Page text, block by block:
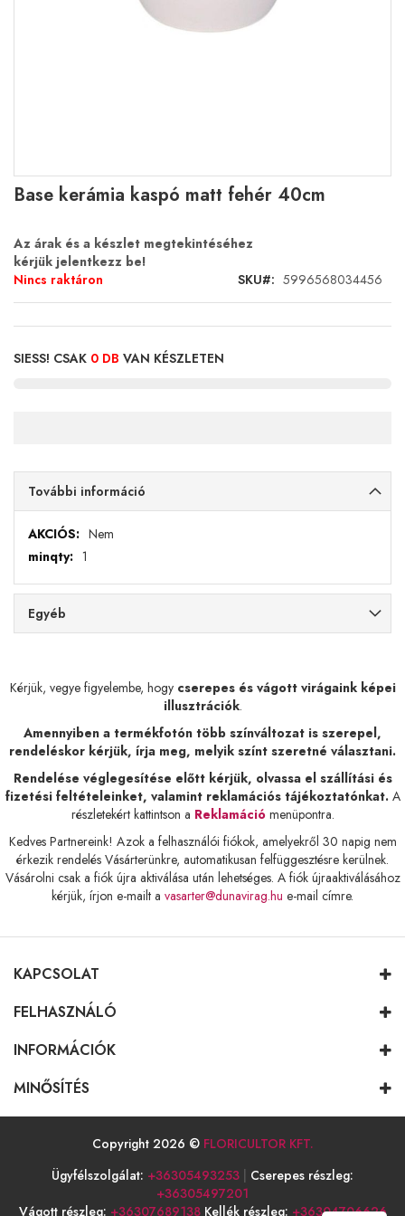
Base kerámia kaspó matt fehér 40cm
Az árak és a készlet megtekintéséhez
kérjük jelentkezz be!
Nincs raktáron
SKU 5996568034456
SIESS! CSAK 0 DB VAN KÉSZLETEN
Ugrás
a
elejére
További információ
További
információ
Nem
1
Egyéb
Kérjük, vegye figyelembe, hogy cserepes és vágott virágaink képei
illusztrációk.
Amennyiben a termékfotón több színváltozat is szerepel,
rendeléskor kérjük, írja meg, melyik színt szeretné választani.
Rendelése véglegesítése előtt kérjük, olvassa el szállítási és
fizetési feltételeinket, valamint reklamációs tájékoztatónkat.A
részletekért kattintson a Reklamáció menüpontra.
Kedves Partnereink! Azok a felhasználói fiókok, amelyekről 30 napig nem
érkezik rendelés Vásárterünkre, automatikusan felfüggesztésre kerülnek.
Vásárolni csak a fiók újra aktiválása után lehetséges. A fiók újraaktiválásához
kérjük, írjon e-mailt a vasarter@dunavirag.hu e-mail címre.
KAPCSOLAT
FELHASZNÁLÓ
INFORMÁCIÓK
MINŐSÍTÉS
Copyright 2026 © FLORICULTOR KFT.
Ügyfélszolgálat: +36305493253
Cserepes részleg:
+36305497201
Vágott részleg: +36307689138 Kellék részleg: +36304706626